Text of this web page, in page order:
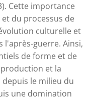
Cette importance
du processus de
culturelle et
l'après-guerre. Ainsi,
de forme et de
et la
le milieu du
une domination